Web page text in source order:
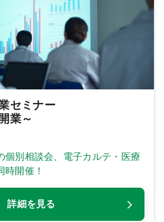
セミナー
業～
個別相談会、電子カルテ・医療
開催！
詳細を見る